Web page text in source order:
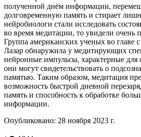
полученной днём информации,
долговременную память и стирает
нейробиологи стали исследовать
во время медитации, то увидели очень
Группа американских ученых во главе
Лазар обнаружила у медитирующих
нейронные импульсы, характерные для
они могут свидетельствовать о
памятью. Таким образом, медитация
возможность быстрой дневной
память и способность к обработке
информации.
Опубликовано: 28 ноября 2023 г.